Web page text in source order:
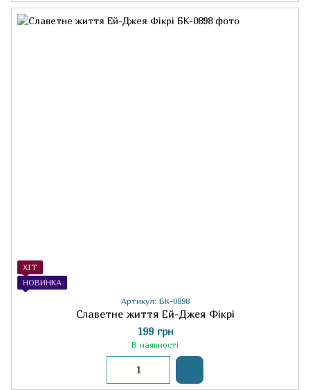
ХІТ
НОВИНКА
Артикул: БК-0898
Славетне життя Ей-Джея Фікрі
199 грн
В наявності